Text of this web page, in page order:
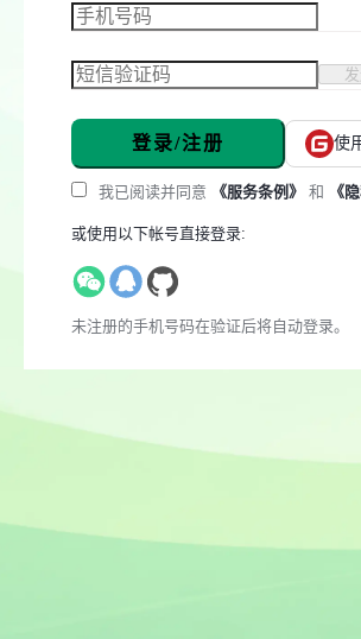
登录/注册 使
我已阅读并同意 《服务条例》 和 《
或使用以下帐号直接登录:
未注册的手机号码在验证后将自动登录。